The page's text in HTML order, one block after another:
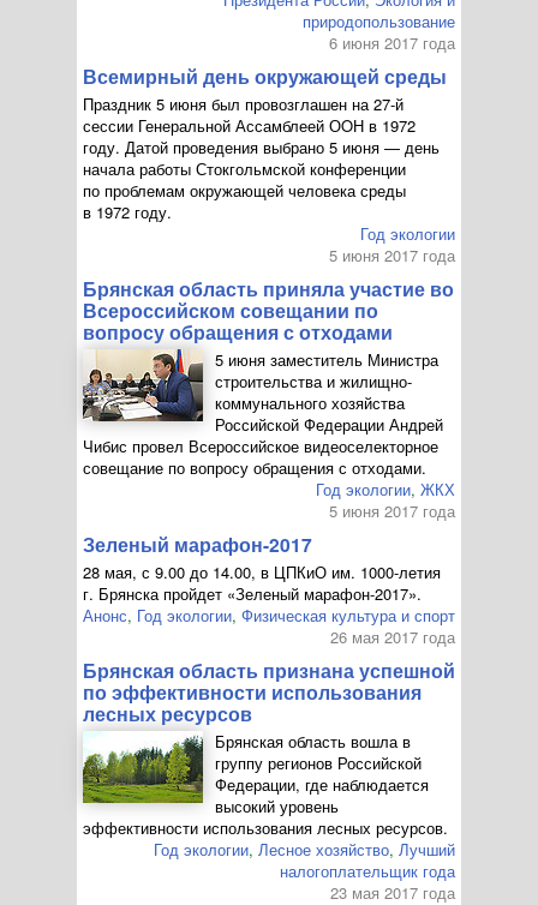
природопользование
6 июня 2017 года
Всемирный день окружающей среды
Праздник 5 июня был провозглашен на27-й
сессии Генеральной Ассамблеей ОOН в 1972
году. Датой проведения выбрано 5 июня — день
начала работы Стокгольмской конференции
по проблемам окружающей человека среды
в 1972 году.
Год экологии
5 июня 2017 года
Брянская область приняла участие во
Всероссийском совещании по
вопросу обращения с отходами
5 июня заместитель Министра
строительства и жилищно-
коммунального хозяйства
Российской Федерации Андрей
Чибис провел Всероссийское видеоселекторное
совещание по вопросу обращения с отходами.
Год экологии, ЖКХ
5 июня 2017 года
Зеленый марафон-2017
28 мая, с 9.00 до 14.00, в ЦПКиО им. 1000-летия
г. Брянска пройдет «Зеленый марафон-2017».
Анонс, Год экологии, Физическая культура и спорт
26 мая 2017 года
Брянская область признана успешной
по эффективности использования
лесных ресурсов
Брянская область вошла в
группу регионов Российской
Федерации, где наблюдается
высокий уровень
эффективности использования лесных ресурсов.
Год экологии, Лесное хозяйство, Лучший
налогоплательщик года
23 мая 2017 года